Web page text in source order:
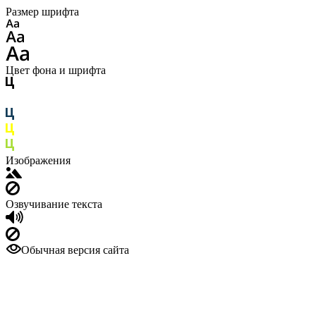
Размер шрифта
Цвет фона и шрифта
Изображения
Озвучивание текста
Обычная версия сайта